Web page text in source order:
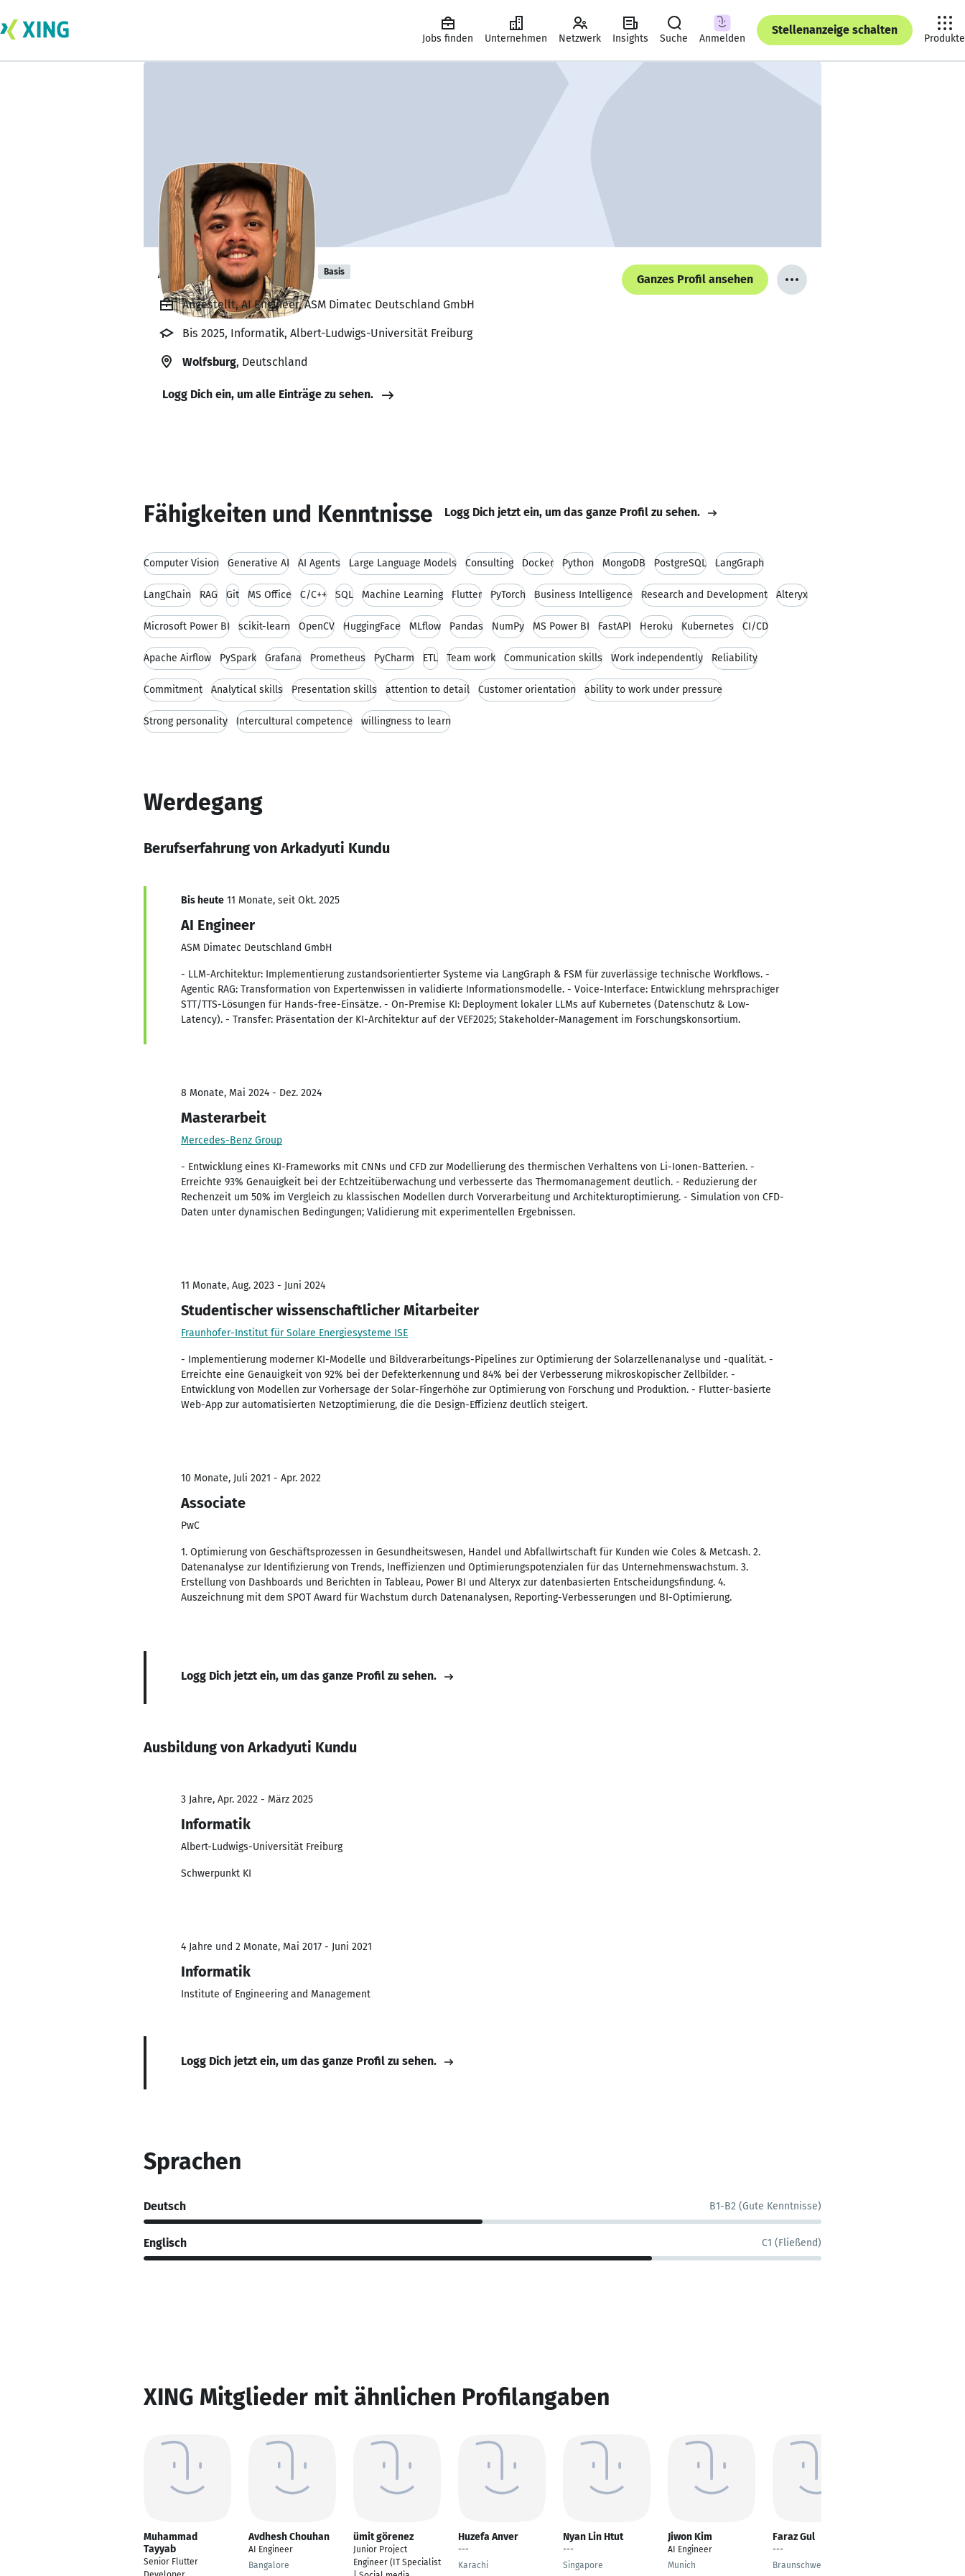
Jobs finden Unternehmen Netzwerk Insights Suche Anmelden
Stellenanzeige schalten
Produkte
Arkadyuti Kundu Basis
Ganzes Profil ansehen
Angestellt, AI Engineer, ASM Dimatec Deutschland GmbH
Bis 2025, Informatik, Albert-Ludwigs-Universität Freiburg
Wolfsburg, Deutschland
Logg Dich ein, um alle Einträge zu sehen.
Fähigkeiten und Kenntnisse Logg Dich jetzt ein, um das ganze Profil zu sehen.
Computer Vision Generative AI AI Agents Large Language Models Consulting Docker Python MongoDB PostgreSQL LangGraph
LangChain RAG Git MS Office C/C++ SQL Machine Learning Flutter PyTorch Business Intelligence Research and Development Alteryx
Microsoft Power BI scikit-learn OpenCV HuggingFace MLflow Pandas NumPy MS Power BI FastAPI Heroku Kubernetes CI/CD
Apache Airflow PySpark Grafana Prometheus PyCharm ETL Team work Communication skills Work independently Reliability
Commitment Analytical skills Presentation skills attention to detail Customer orientation ability to work under pressure
Strong personality Intercultural competence willingness to learn
Werdegang
Berufserfahrung von Arkadyuti Kundu
Bis heute 11 Monate, seit Okt. 2025
AI Engineer
ASM Dimatec Deutschland GmbH
- LLM-Architektur: Implementierung zustandsorientierter Systeme via LangGraph & FSM für zuverlässige technische Workflows. -
Agentic RAG: Transformation von Expertenwissen in validierte Informationsmodelle. - Voice-Interface: Entwicklung mehrsprachiger
STT/TTS-Lösungen für Hands-free-Einsätze. - On-Premise KI: Deployment lokaler LLMs auf Kubernetes (Datenschutz & Low-
Latency). - Transfer: Präsentation der KI-Architektur auf der VEF2025; Stakeholder-Management im Forschungskonsortium.
8 Monate, Mai 2024 - Dez. 2024
Masterarbeit
Mercedes-Benz Group
- Entwicklung eines KI-Frameworks mit CNNs und CFD zur Modellierung des thermischen Verhaltens von Li-Ionen-Batterien. -
Erreichte 93% Genauigkeit bei der Echtzeitüberwachung und verbesserte das Thermomanagement deutlich. - Reduzierung der
Rechenzeit um 50% im Vergleich zu klassischen Modellen durch Vorverarbeitung und Architekturoptimierung. - Simulation von CFD-
Daten unter dynamischen Bedingungen; Validierung mit experimentellen Ergebnissen.
11 Monate, Aug. 2023 - Juni 2024
Studentischer wissenschaftlicher Mitarbeiter
Fraunhofer-Institut für Solare Energiesysteme ISE
- Implementierung moderner KI-Modelle und Bildverarbeitungs-Pipelines zur Optimierung der Solarzellenanalyse und -qualität. -
Erreichte eine Genauigkeit von 92% bei der Defekterkennung und 84% bei der Verbesserung mikroskopischer Zellbilder. -
Entwicklung von Modellen zur Vorhersage der Solar-Fingerhöhe zur Optimierung von Forschung und Produktion. - Flutter-basierte
Web-App zur automatisierten Netzoptimierung, die die Design-Effizienz deutlich steigert.
10 Monate, Juli 2021 - Apr. 2022
Associate
PwC
1. Optimierung von Geschäftsprozessen in Gesundheitswesen, Handel und Abfallwirtschaft für Kunden wie Coles & Metcash. 2.
Datenanalyse zur Identifizierung von Trends, Ineffizienzen und Optimierungspotenzialen für das Unternehmenswachstum. 3.
Erstellung von Dashboards und Berichten in Tableau, Power BI und Alteryx zur datenbasierten Entscheidungsfindung. 4.
Auszeichnung mit dem SPOT Award für Wachstum durch Datenanalysen, Reporting-Verbesserungen und BI-Optimierung.
Logg Dich jetzt ein, um das ganze Profil zu sehen.
Ausbildung von Arkadyuti Kundu
3 Jahre, Apr. 2022 - März 2025
Informatik
Albert-Ludwigs-Universität Freiburg
Schwerpunkt KI
4 Jahre und 2 Monate, Mai 2017 - Juni 2021
Informatik
Institute of Engineering and Management
Logg Dich jetzt ein, um das ganze Profil zu sehen.
Sprachen
Deutsch B1-B2 (Gute Kenntnisse)
Englisch C1 (Fließend)
XING Mitglieder mit ähnlichen Profilangaben
Muhammad
Tayyab
Senior Flutter
Avdhesh Chouhan
AI Engineer
Bangalore
ümit görenez
Junior Project
Engineer (IT Specialist
Huzefa Anver
---
Karachi
Nyan Lin Htut
---
Singapore
Jiwon Kim
AI Engineer
Munich
Faraz Gul
---
Braunschweig